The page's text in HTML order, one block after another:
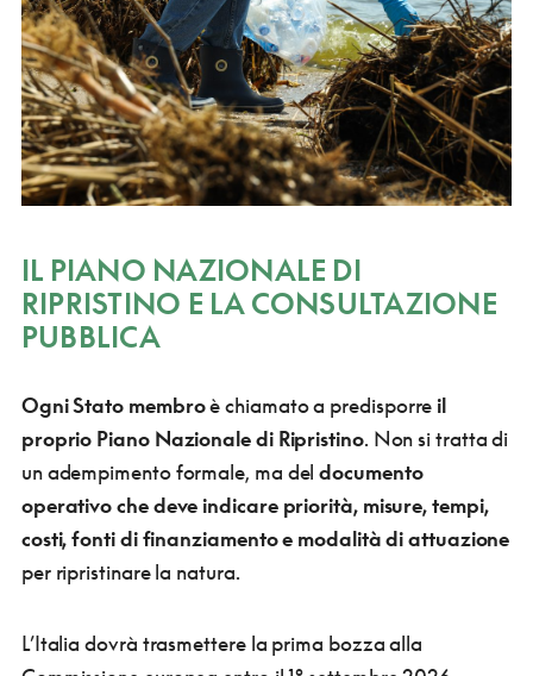
IL PIANO NAZIONALE DI
RIPRISTINO E LA CONSULTAZIONE
PUBBLICA
Ogni Stato membroè chiamato a predisporre il
proprio Piano Nazionale di Ripristino. Non si tratta di
un adempimento formale, ma del documento
operativo che deve indicare priorità, misure, tempi,
costi, fonti di finanziamento e modalità di attuazione
per ripristinare la natura.
L’Italia dovrà trasmettere la prima bozza alla